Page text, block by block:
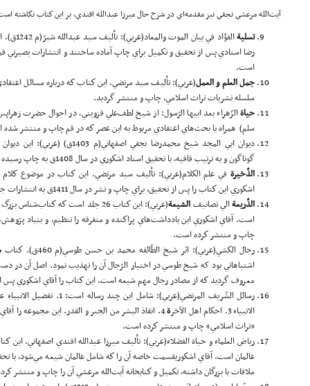
آيت‌الله مرعشي نجفي نيز مقدمه‌اي در شرح حال ميرزا عبدالله افندي، بر اين كتاب نگاشته
تسلية
الفؤاد
است.
جمل العلم و العمل(عربي): تأليف سيد مرتضي. اين كتاب كه درباره مسائل
سلسله نشريات تراث اسلامي، چاپ و منتشر گرديد.
حياةالزّهراء بعد ابيها الرّسول: از شيخ لطف‌علي قزويني، در احوال حضرت
سلم) همراه با بحث‌هاي اعتقادي مربوط به اين عصر كه در قم چاپ و منتشر
ديوان ابي المجد شيخ محمدرضا
گوناگون و به ترتيب قافيه، با تحقيق استاد اشكوري در سال 1408ق به چاپ رسيده است.
الذّخيرة في علم الكلام(عربي): تأليف سيد مرتضي. اين كتاب در موضوع
اشكوري اين كتاب را پس از تحقيق، براي چاپ و نشر در سال 1411ق به انتشارات جامعه مدرسين سپرد.
الذّريعةالي تصانيفالشيعة
(عربي): اين كتاب 26 جلد است كه
چاپ و منتشر كرده است.
رجال الكشي(عربي): اثر شيخ الطّائفه محمد بن حسن طوسي(م 460ق). كتاب
اشتباهاتي بود که شيخ طوسي در اختيار الرّجال آن را تهذيب نمود. اصل آن
معروف گرديد كه از مصادر رجال مهم شيعه است. اين كتاب را آقاي اشكوري
رسائل الشّريف المرتضي(عربي): شامل اين چند رساله است: 1. تفضيل الانبياء علي الملا
الانبياء 3. احكام اهل الآخر
ة 4. انقاذ البشر من الجبر و القدر. اين مجموعه را
«تراث اسلامي» چاپ و منتشر كرده است.
رياض العلماء و حياة الفضلاء(عربي): تأليف ميرزا عبدالله افندي اصفهاني.
عالمان است. آقاي اشكوريقسمت خاصه آن را كه شامل عالمان شيعه مي‌شود، با
ملاقات با بزرگان داشته، تكميل و كتاب­خانه آيت‌الله مرعشي آن را چاپ و منتشر